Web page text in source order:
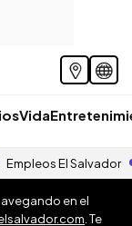
Vida
Empleos El Salvador
en el
. Te